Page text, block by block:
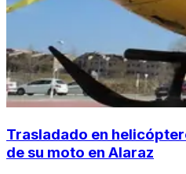
Trasladado en
de su moto en Alaraz